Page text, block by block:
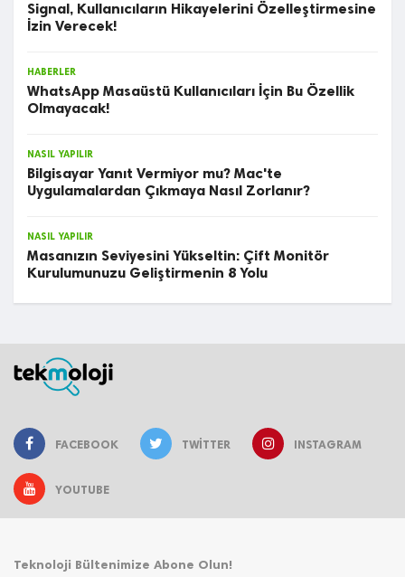
Signal, Kullanıcıların Hikayelerini Özelleştirmesine
İzin Verecek!
HABERLER
WhatsApp Masaüstü Kullanıcıları İçin Bu Özellik
Olmayacak!
NASIL YAPILIR
Bilgisayar Yanıt Vermiyor mu? Mac'te
Uygulamalardan Çıkmaya Nasıl Zorlanır?
NASIL YAPILIR
Masanızın Seviyesini Yükseltin: Çift Monitör
Kurulumunuzu Geliştirmenin 8 Yolu
FACEBOOK TWITTER INSTAGRAM
YOUTUBE
Teknoloji Bültenimize Abone Olun!